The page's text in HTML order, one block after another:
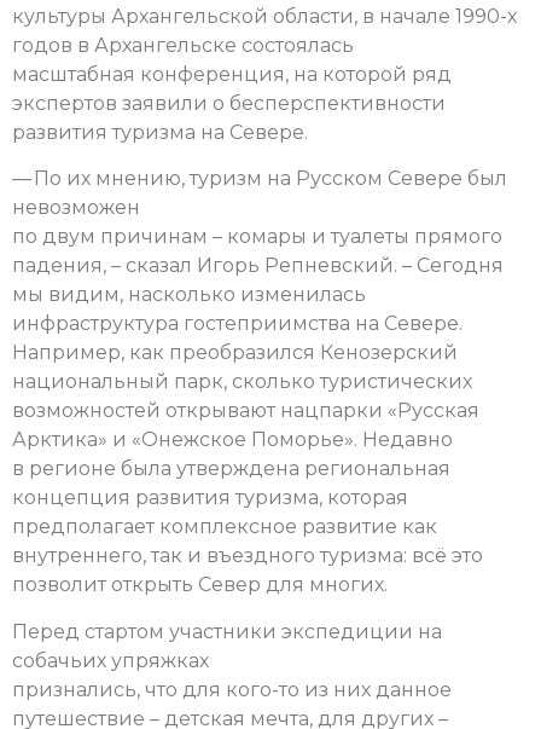
культуры Архангельской области, в начале 1990-х
годов в Архангельске состоялась
масштабная конференция, на которой ряд
экспертов заявили о бесперспективности
развития туризма на Севере.
— По их мнению, туризм на Русском Севере был
невозможен
по двум причинам – комары и туалеты прямого
падения, – сказал Игорь Репневский. – Сегодня
мы видим, насколько изменилась
инфраструктура гостеприимства на Севере.
Например, как преобразился Кенозерский
национальный парк, сколько туристических
возможностей открывают нацпарки «Русская
Арктика» и «Онежское Поморье». Недавно
в регионе была утверждена региональная
концепция развития туризма, которая
предполагает комплексное развитие как
внутреннего, так и въездного туризма: всё это
позволит открыть Север для многих.
Перед стартом участники экспедиции на
собачьих упряжках
признались, что для кого-то из них данное
путешествие – детская мечта, для других –